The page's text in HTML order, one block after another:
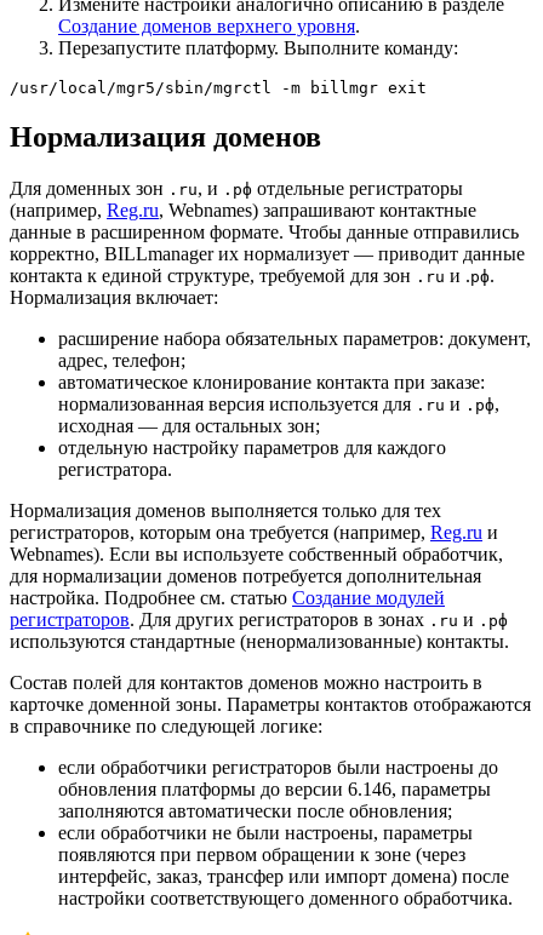
Измените настройки аналогично описанию в разделе
Создание доменов верхнего уровня.
Перезапустите платформу. Выполните команду:
/usr/local/mgr5/sbin/mgrctl -m billmgr exit
Нормализация доменов
Для доменных зон .ru, и .рф отдельные регистраторы
(например, Reg.ru, Webnames) запрашивают контактные
данные в расширенном формате. Чтобы данные отправились
корректно, BILLmanager их нормализует — приводит данные
контакта к единой структуре, требуемой для зон .ru и .рф.
Нормализация включает:
расширение набора обязательных параметров: документ,
адрес, телефон;
автоматическое клонирование контакта при заказе:
нормализованная версия используется для .ru и .рф,
исходная — для остальных зон;
отдельную настройку параметров для каждого
регистратора.
Нормализация доменов выполняется только для тех
регистраторов, которым она требуется (например, Reg.ru и
Webnames). Если вы используете собственный обработчик,
для нормализации доменов потребуется дополнительная
настройка. Подробнее см. статью Создание модулей
регистраторов. Для других регистраторов в зонах .ru и .рф
используются стандартные (ненормализованные) контакты.
Состав полей для контактов доменов можно настроить в
карточке доменной зоны. Параметры контактов отображаются
в справочнике по следующей логике:
если обработчики регистраторов были настроены до
обновления платформы до версии 6.146, параметры
заполняются автоматически после обновления;
если обработчики не были настроены, параметры
появляются при первом обращении к зоне (через
интерфейс, заказ, трансфер или импорт домена) после
настройки соответствующего доменного обработчика.